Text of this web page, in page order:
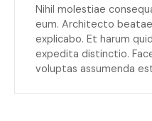
Nihil molestiae
eum. Architecto
explicabo. Et harum
expedita distinctio.
voluptas assumenda